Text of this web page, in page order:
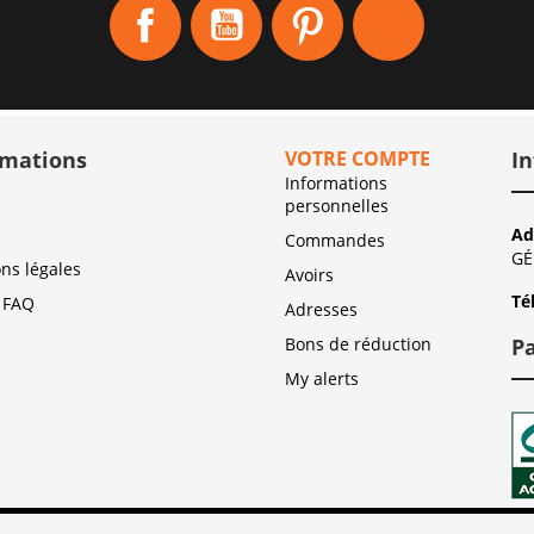
légales
VOTRE COMPTE
Informations
personnelles
Commandes
Avoirs
Adresses
Bons de réduction
My alerts